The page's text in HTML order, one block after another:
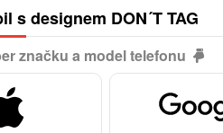
s designem DON´T TAG
značku a model telefonu